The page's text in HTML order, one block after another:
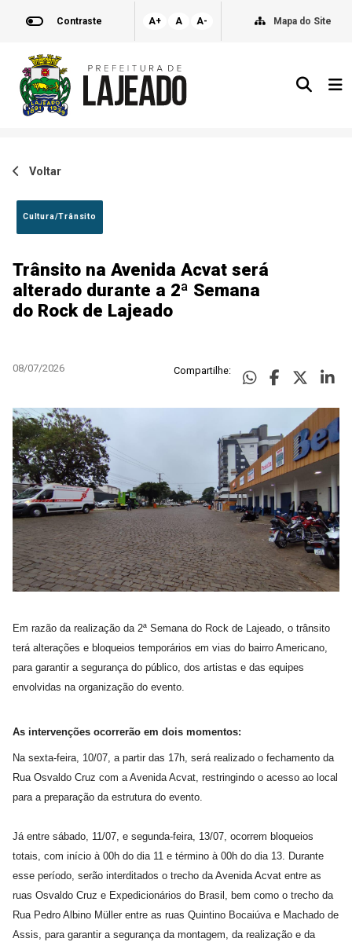
Contraste A+ A A- Mapa do Site
Voltar
Cultura/Trânsito
Trânsito na Avenida Acvat será
alterado durante a 2ª Semana
do Rock de Lajeado
08/07/2026 Compartilhe:
Em razão da realização da 2ª Semana do Rock de Lajeado, o trânsito
terá alterações e bloqueios temporários em vias do bairro Americano,
para garantir a segurança do público, dos artistas e das equipes
envolvidas na organização do evento.
As intervenções ocorrerão em dois momentos:
Na sexta-feira, 10/07, a partir das 17h, será realizado o fechamento da
Rua Osvaldo Cruz com a Avenida Acvat, restringindo o acesso ao local
para a preparação da estrutura do evento.
Já entre sábado, 11/07, e segunda-feira, 13/07, ocorrem bloqueios
totais, com início à 00h do dia 11 e término à 00h do dia 13. Durante
esse período, serão interditados o trecho da Avenida Acvat entre as
ruas Osvaldo Cruz e Expedicionários do Brasil, bem como o trecho da
Rua Pedro Albino Müller entre as ruas Quintino Bocaiúva e Machado de
Assis, para garantir a segurança da montagem, da realização e da